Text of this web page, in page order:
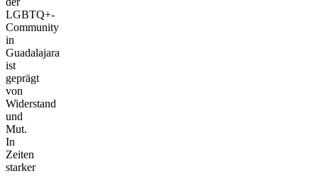
LGBTQ+-
Community
in
Guadalajara
ist
geprägt
von
Widerstand
und
Mut.
In
Zeiten
starker